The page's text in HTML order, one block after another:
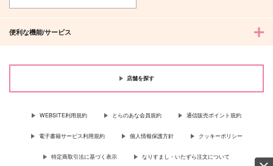
便利な機能/サービス
店舗を探す
WEBSITE利用規約 とらのあな会員規約 通信販売ポイント規約
電子書籍サービス利用規約 個人情報保護方針 クッキーポリシー
特定商取引法に基づく表示 なりすまし・いたずら注文について